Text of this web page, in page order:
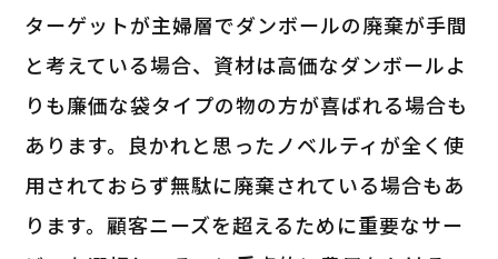
ターゲットが主婦層でダンボールの廃棄が手間
と考えている場合、資材は高価なダンボールよ
りも廉価な袋タイプの物の方が喜ばれる場合も
あります。良かれと思ったノベルティが全く使
用されておらず無駄に廃棄されている場合もあ
ります。顧客ニーズを超えるために重要なサー